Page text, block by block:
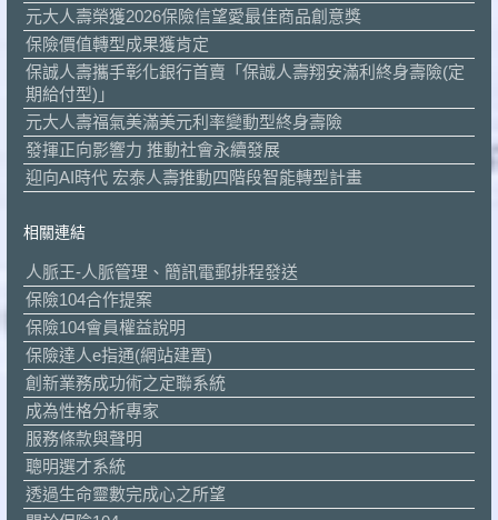
元大人壽榮獲2026保險信望愛最佳商品創意獎
保險價值轉型成果獲肯定
保誠人壽攜手彰化銀行首賣「保誠人壽翔安滿利終身壽險(定
期給付型)」
元大人壽福氣美滿美元利率變動型終身壽險
發揮正向影響力 推動社會永續發展
迎向AI時代 宏泰人壽推動四階段智能轉型計畫
相關連結
人脈王-人脈管理、簡訊電郵排程發送
保險104合作提案
保險104會員權益說明
保險達人e指通(網站建置)
創新業務成功術之定聯系統
成為性格分析專家
服務條款與聲明
聰明選才系統
透過生命靈數完成心之所望